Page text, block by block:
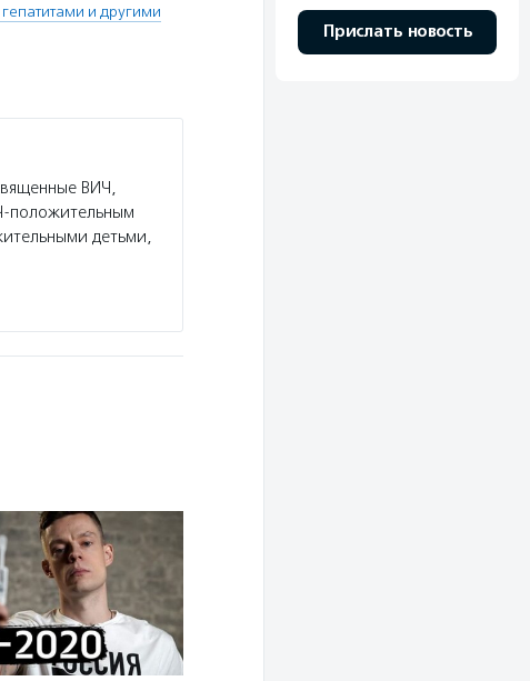
и другими
ВИЧ,
положительным
детьми,
Прислать новость